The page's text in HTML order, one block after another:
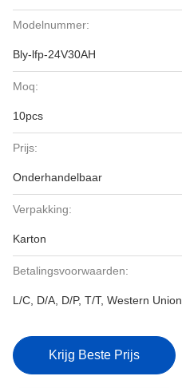
Modelnummer:
Bly-lfp-24V30AH
Moq:
10pcs
Prijs:
Onderhandelbaar
Verpakking:
Karton
Betalingsvoorwaarden:
L/C, D/A, D/P, T/T, Western Union
Krijg Beste Prijs